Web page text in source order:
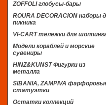
ZOFFOLI глобусы-бары
ROURA DECORACION наборы
пикника
VI-CART тележки для
Модели кораблей и морские
сувениры
HINZ&KUNST Фигурки из
металла
SIBANIA, ZAMPIVA
статуэтки
Остатки коллекций